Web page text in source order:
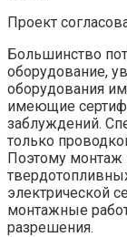
Проект
Большинство
оборудование,
оборудования
имеющие
заблуждений.
только
Поэтому монтаж
электрической
монтажные
разрешения.